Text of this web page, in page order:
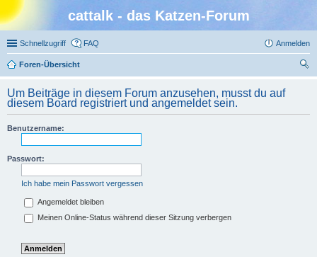
cattalk - das Katzen-Forum
Schnellzugriff FAQ Anmelden
Foren-Übersicht
Um Beiträge in diesem Forum anzusehen, musst du auf
diesem Board registriert und angemeldet sein.
Benutzername:
Passwort:
Ich habe mein Passwort vergessen
Angemeldet bleiben
Meinen Online-Status während dieser Sitzung verbergen